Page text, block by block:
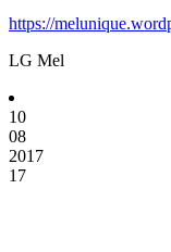
https://
LG Mel
10
08
2017
17